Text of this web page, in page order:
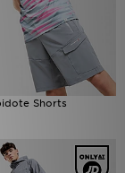
Shorts